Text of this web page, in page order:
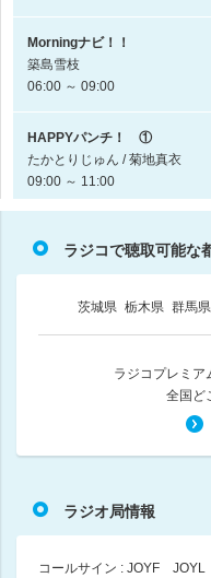
Morningナビ！！
築島雪枝
06:00 ～ 09:00
HAPPYパンチ！ ①
たかとりじゅん / 菊地真衣
09:00 ～ 11:00
たかとりじゅん / 菊地真衣
11:00 ～ 13:00
LuckyFMニュース・天気予報
18:55 ～ 19:00
ラジコで聴取可能な
茨城県 栃木県 群馬県
ラジコプレミア
全国ど
ラジオ局情報
コールサイン : JOYF JOYL